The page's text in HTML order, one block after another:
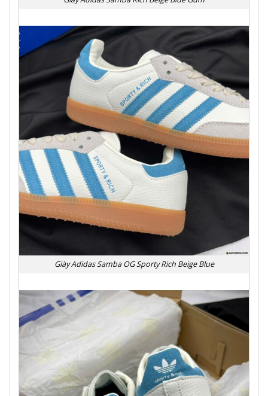
Giày Adidas Samba OG Sporty Rich Beige Blue